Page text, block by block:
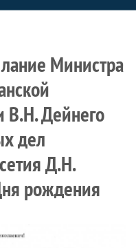
Министра
В.Н. Дейнего
дел
Д.Н.
рождения